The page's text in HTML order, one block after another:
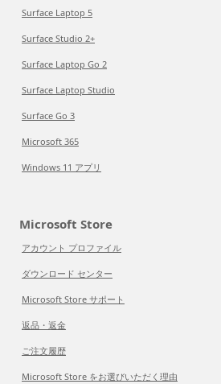
Surface Laptop 5
Surface Studio 2+
Surface Laptop Go 2
Surface Laptop Studio
Surface Go 3
Microsoft 365
Windows 11 アプリ
Microsoft Store
アカウント プロファイル
ダウンロード センター
Microsoft Store サポート
返品・返金
ご注文履歴
Microsoft Store をお選びいただく理由